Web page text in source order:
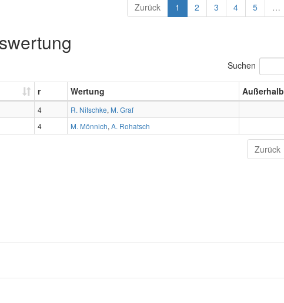
Zurück 1 2 3 4 5 …
Suchen
r Wertung Außerhalb
4 R. Nitschke, M. Graf
4 M. Mönnich, A. Rohatsch
Zurück